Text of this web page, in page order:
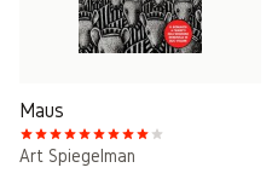
Maus
Art Spiegelman